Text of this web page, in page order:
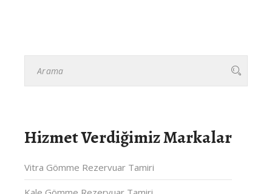
Hizmet Verdiğimiz Markalar
Vitra Gömme Rezervuar Tamiri